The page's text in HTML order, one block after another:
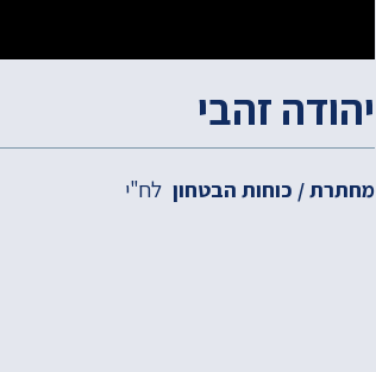
יהודה זהבי
מחתרת / כוחות הבטחון לח"י